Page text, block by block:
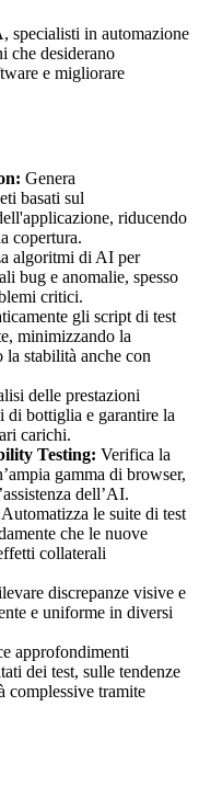
specialisti in automazione
che desiderano
e migliorare
Genera
basati sul
riducendo
copertura.
algoritmi di AI per
bug e anomalie, spesso
critici.
gli script di test
minimizzando la
la stabilità anche con
delle prestazioni
bottiglia e garantire la
carichi.
Testing: Verifica la
gamma di browser,
dell’AI.
Automatizza le suite di test
che le nuove
collaterali
discrepanze visive e
e uniforme in diversi
approfondimenti
dei test, sulle tendenze
complessive tramite